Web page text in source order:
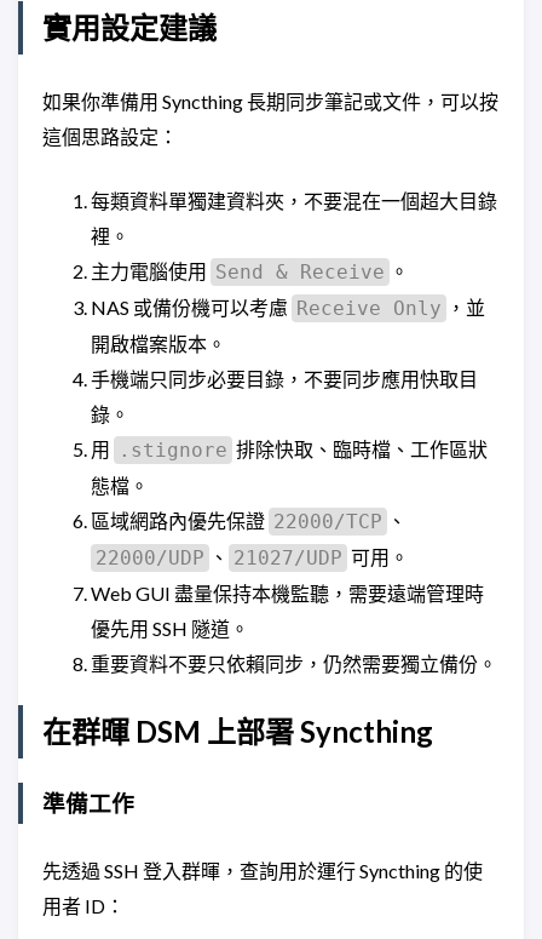
實用設定建議
如果你準備用 Syncthing 長期同步筆記或文件，可以按
這個思路設定：
每類資料單獨建資料夾，不要混在一個超大目錄
裡。
主力電腦使用 Send & Receive 。
NAS 或備份機可以考慮 Receive Only ，並
開啟檔案版本。
手機端只同步必要目錄，不要同步應用快取目
錄。
用
.stignore 排除快取、臨時檔、工作區狀
態檔。
區域網路內優先保證 22000/TCP 、
22000/UDP 、 21027/UDP 可用。
Web GUI 盡量保持本機監聽，需要遠端管理時
優先用 SSH 隧道。
重要資料不要只依賴同步，仍然需要獨立備份。
在群暉 DSM 上部署 Syncthing
準備工作
先透過 SSH 登入群暉，查詢用於運行 Syncthing 的使
用者 ID：